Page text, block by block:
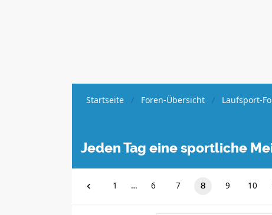
Startseite Foren-Übersicht Laufsport-
Jeden Tag eine sportliche
1 … 6 7 8 9 10